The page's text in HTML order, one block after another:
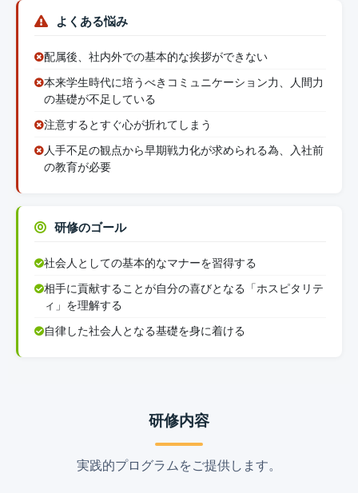
よくある悩み
配属後、社内外での基本的な挨拶ができない
本来学生時代に培うべきコミュニケーション力、人間力
の基礎が不足している
注意するとすぐ心が折れてしまう
人手不足の観点から早期戦力化が求められる為、入社前
の教育が必要
研修のゴール
社会人としての基本的なマナーを習得する
相手に貢献することが自分の喜びとなる「ホスピタリテ
ィ」を理解する
自律した社会人となる基礎を身に着ける
研修内容
実践的プログラムをご提供します。